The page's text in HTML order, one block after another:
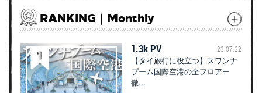
RANKING｜Monthly
1.3k PV 23.07.22
【タイ旅行に役立つ】スワンナ
プーム国際空港の全フロアー
徹...